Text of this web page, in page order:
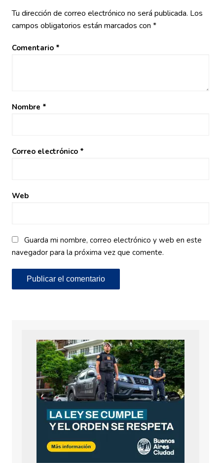
Tu dirección de correo electrónico no será publicada. Los
campos obligatorios están marcados con *
Comentario *
Nombre *
Correo electrónico *
Web
Guarda mi nombre, correo electrónico y web en este
navegador para la próxima vez que comente.